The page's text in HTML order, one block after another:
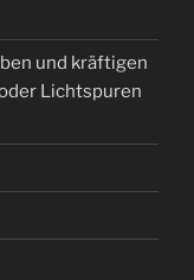
und kräftigen
Lichtspuren